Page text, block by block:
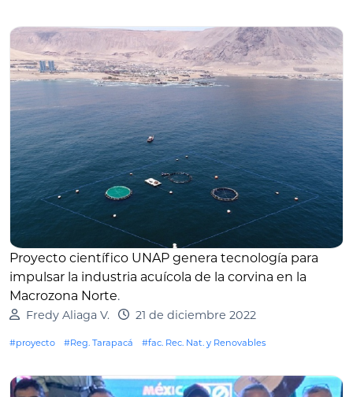
Proyecto científico UNAP genera tecnología para
impulsar la industria acuícola de la corvina en la
Macrozona Norte.
Fredy Aliaga V. 21 de diciembre 2022
#proyecto #Reg. Tarapacá #fac. Rec. Nat. y Renovables